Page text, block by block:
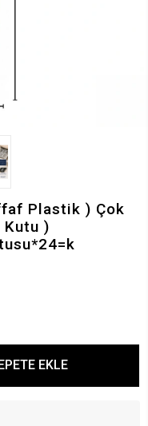
Plastik ) Çok
Kutu )
EKLE